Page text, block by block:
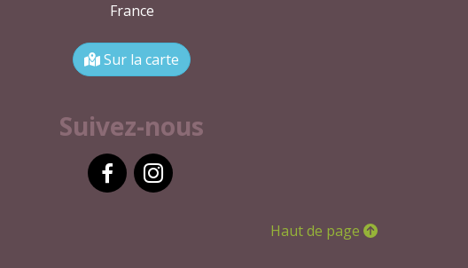
France
Sur la carte
Suivez-nous
Haut de page